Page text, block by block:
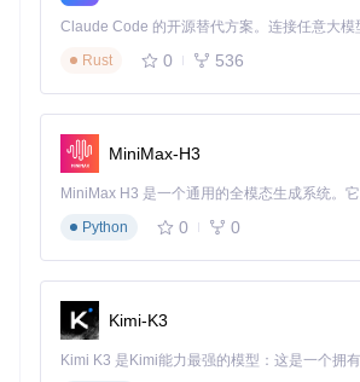
        index[file.Path] = FileMeta{
            Size:    file.Size,
            ModTime: file.ModTime,
Tags:
        }
    }
    e.index = index
nil
这种设计使得文件搜索不再是遍历整个文
而是直接查询内存中的索引表，响应速度
级。
认证系统的进化之路：从单一密码到多重
Rust
0 536
MiniMax-H3
Python
0 0
Kimi-K3